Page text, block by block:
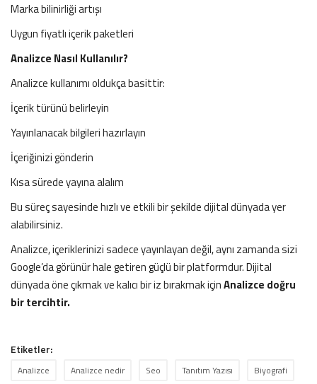
Marka bilinirliği artışı
Uygun fiyatlı içerik paketleri
Analizce Nasıl Kullanılır?
Analizce kullanımı oldukça basittir:
İçerik türünü belirleyin
Yayınlanacak bilgileri hazırlayın
İçeriğinizi gönderin
Kısa sürede yayına alalım
Bu süreç sayesinde hızlı ve etkili bir şekilde dijital dünyada yer
alabilirsiniz.
Analizce, içeriklerinizi sadece yayınlayan değil, aynı zamanda sizi
Google’da görünür hale getiren güçlü bir platformdur. Dijital
dünyada öne çıkmak ve kalıcı bir iz bırakmak içinAnalizce doğru
bir tercihtir.
Etiketler:
Analizce Analizce nedir Seo Tanıtım Yazısı
Biyografi